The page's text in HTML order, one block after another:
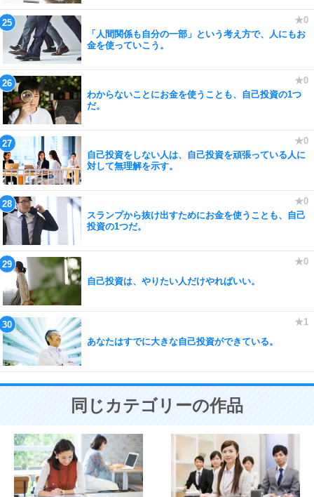
「人間関係も自分の一部」という考え方で、人にもお
金を使っていこう。
わからないことにお金を使うことも、自己投資の1つ
だ。
自己投資をしない人は、自己投資を頑張っている人に
対して無理解を示す。
スランプから抜け出すためにお金を使うことも、自己
投資の1つだ。
自己投資は、やりたい人だけやればいい。
あなたはすでに大きな自己投資ができている。
同じカテゴリーの作品